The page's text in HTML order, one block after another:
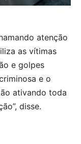
atenção
as vítimas
e golpes
e o
ativando toda
disse.